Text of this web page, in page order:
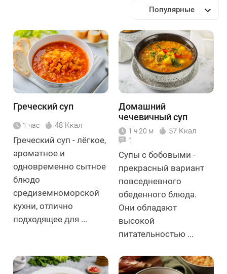
Популярные
Греческий суп
1 час 48 Ккал
Греческий суп - лёгкое,
ароматное и
одновременно сытное
блюдо
средиземноморской
кухни, отлично
подходящее для ...
Домашний
чечевичный суп
1 ч 20 м 57 Ккал
1
Супы с бобовыми -
прекрасный вариант
повседневного
обеденного блюда.
Они обладают
высокой
питательностью ...